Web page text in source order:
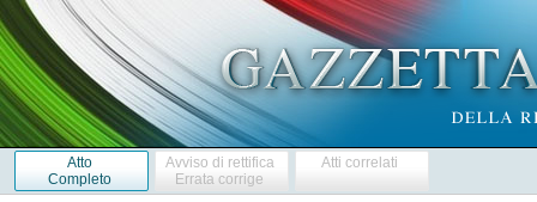
Atto
Completo
Avviso di rettifica
Errata corrige
Atti correlati